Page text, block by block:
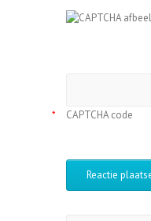
CAPTCHA code
*